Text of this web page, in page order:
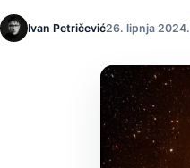
Ivan Petričević26. lipnja 2024.